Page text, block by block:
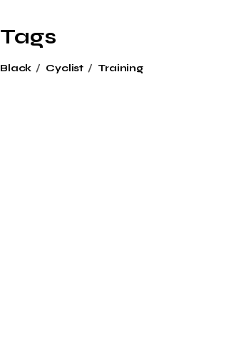
Tags
Black Cyclist Training